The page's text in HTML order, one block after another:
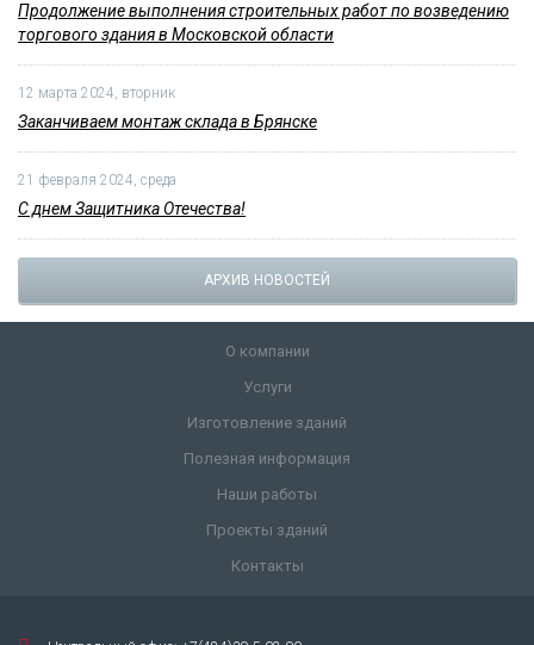
13 марта 2024, среда
Продолжение выполнения строительных работ по возведению
торгового здания в Московской области
12 марта 2024, вторник
Заканчиваем монтаж склада в Брянске
21 февраля 2024, среда
С днем Защитника Отечества!
О компании
Услуги
Изготовление зданий
Полезная информация
Наши работы
Проекты зданий